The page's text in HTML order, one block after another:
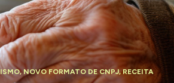
,NOVO FORMATO DE CNPJ,RECEITA